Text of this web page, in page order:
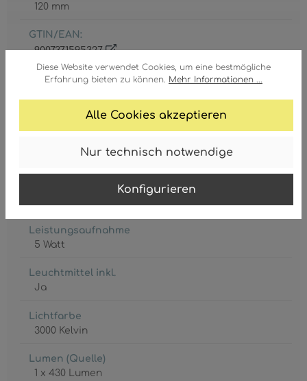
Diese Website verwendet Cookies, um eine bestmögliche
Erfahrung bieten zu können. Mehr Informationen ...
Alle Cookies akzeptieren
Nur technisch notwendige
Konfigurieren
120 mm
GTIN/EAN:
9007371595327
Leistungsaufnahme
5 Watt
Leuchtmittel inkl.
Ja
Lichtfarbe
3000 Kelvin
Lumen (Quelle)
1 x 430 Lumen